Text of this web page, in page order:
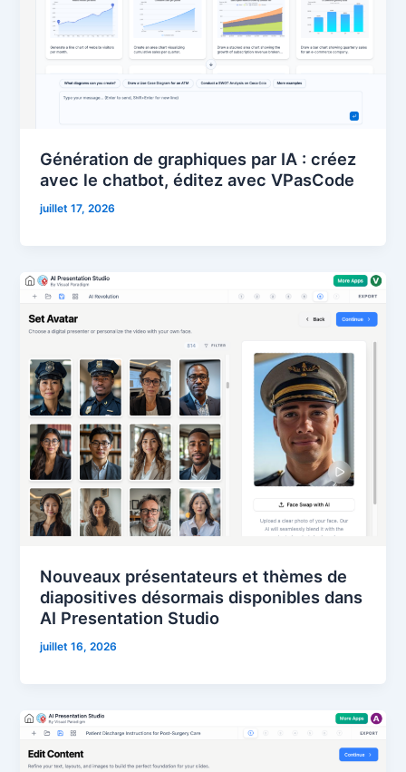
Génération de graphiques par IA : créez
avec le chatbot, éditez avec VPasCode
juillet 17, 2026
Nouveaux présentateurs et thèmes de
diapositives désormais disponibles dans
AI Presentation Studio
juillet 16, 2026